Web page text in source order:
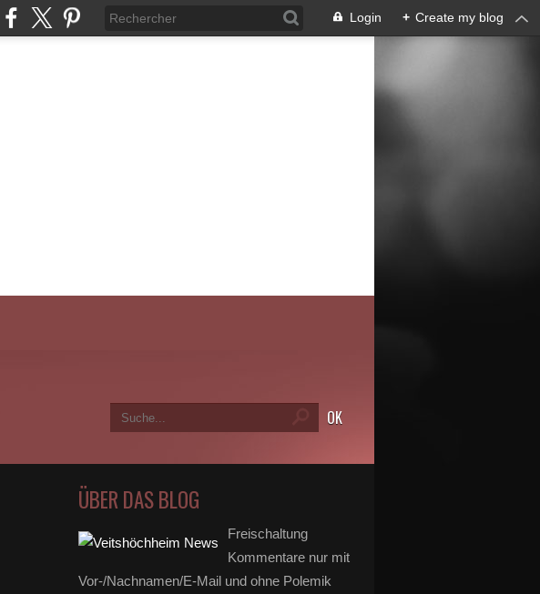
Login + Create my blog
ÜBER DAS BLOG
Freischaltung
Kommentare nur mit
Vor-/Nachnamen/E-Mail und ohne Polemik